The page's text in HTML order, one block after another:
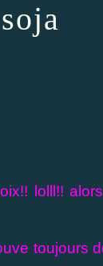
lolll!!
toujours